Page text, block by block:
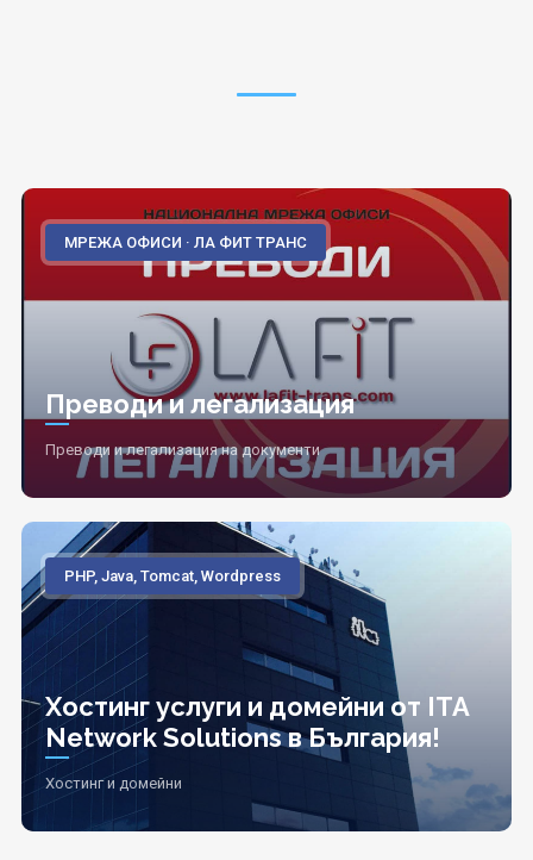
МРЕЖА ОФИСИ · ЛА ФИТ ТРАНС
Преводи и легализация
Преводи и легализация на документи
PHP, Java, Tomcat, Wordpress
Хостинг услуги и домейни от ITA
Network Solutions в България!
Хостинг и домейни